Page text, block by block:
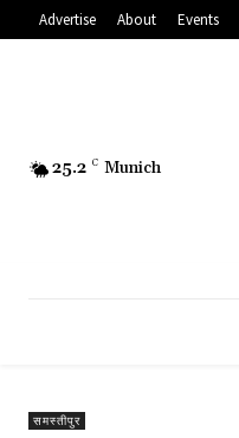
Advertise About Events
25.2 C Munich
समस्तीपुर